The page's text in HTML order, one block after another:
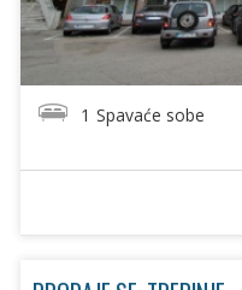
1 Spavaće sobe